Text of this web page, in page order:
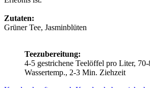
Zutaten:
Grüner Tee, Jasminblüten
Teezubereitung:
4-5 gestrichene Teelöffel pro Liter, 70-
Wassertemp., 2-3 Min. Ziehzeit